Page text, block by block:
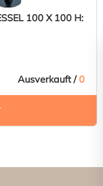
100 X 100 H:
Ausverkauft /0